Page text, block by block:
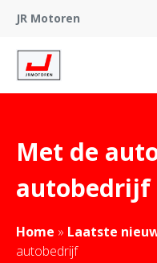
JR Motoren
Met de
autobedrijf
Home » Laatste
autobedrijf